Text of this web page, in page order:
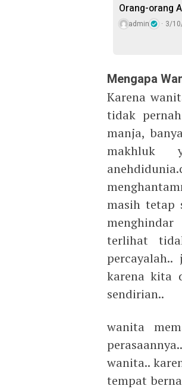
Orang-orang
admin 3/
Mengapa
Karena
tidak
manja,
makhluk
masih tetap
terlihat
karena kita
sendirian..
wanita
wanita..
tempat